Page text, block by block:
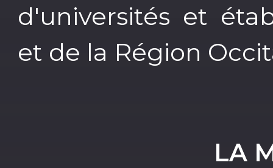
d'universités et
et de la Région
LA